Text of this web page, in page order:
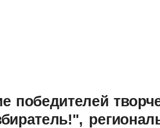
победителей